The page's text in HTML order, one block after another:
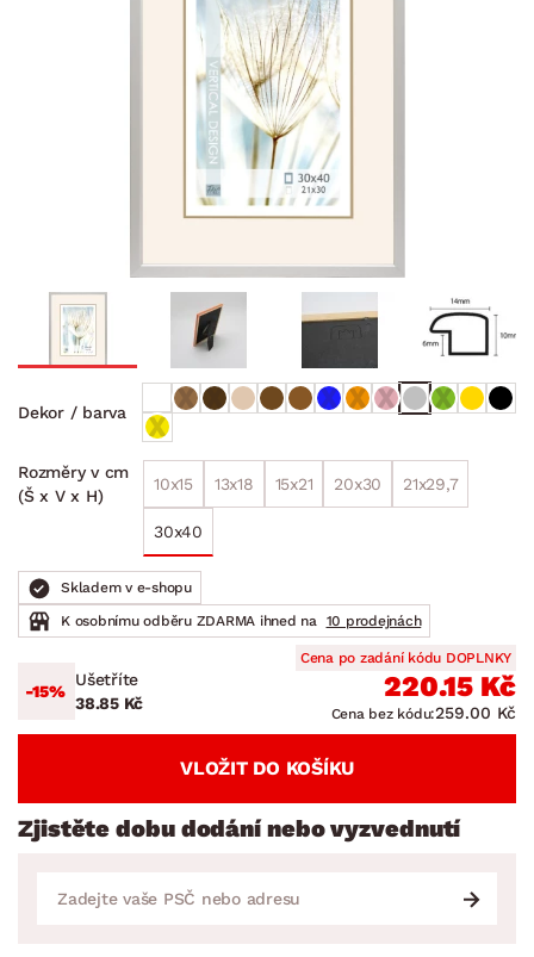
Dekor / barva
Rozměry v cm
(Š x V x H)
10x15 13x18 15x21 20x30 21x29,7
30x40
Skladem v e-shopu
K osobnímu odběru ZDARMA ihned na
10 prodejnách
-15%
Ušetříte
38.85 Kč
Cena po zadání kódu DOPLNKY
220.15 Kč
Cena bez kódu:259.00 Kč
VLOŽIT DO KOŠÍKU
Zjistěte dobu dodání nebo vyzvednutí